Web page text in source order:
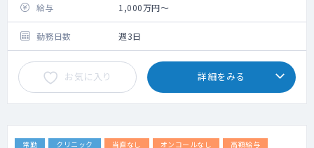
・患者層：糖尿病患者50％、甲状腺患者
30％、一般内科10％、その他10％
・対応疾患：糖尿病、甲状腺、内分泌、睡眠
時無呼吸症候群、一般内科（生活習慣病、舌
下免疫療法）、AGA・EDすべてをご対応いた
だきます
・上記診療内容未経験でもご相談可能です。
・1診制ですが診療マニュアルやリモートで院
給与 1,000万円～
勤務日数 週3日
お気に入り 詳細をみる
常勤 クリニック 当直なし オンコールなし 高額給与